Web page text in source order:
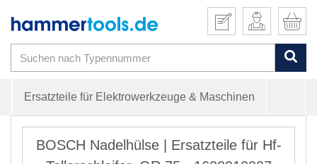
Ersatzteile für Elektrowerkzeuge & Maschinen
BOSCH Nadelhülse | Ersatzteile für Hf-